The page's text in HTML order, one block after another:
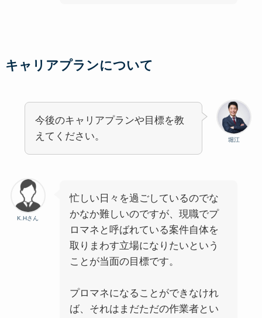
キャリアプランについて
堀江
今後のキャリアプランや目標を教
えてください。
K.Hさん
忙しい日々を過ごしているのでな
かなか難しいのですが、現職でプ
ロマネと呼ばれている案件自体を
取りまわす立場になりたいという
ことが当面の目標です。
プロマネになることができなけれ
ば、それはまだただの作業者とい